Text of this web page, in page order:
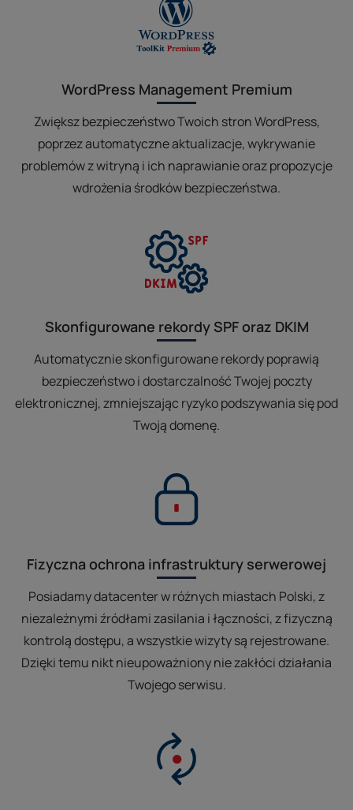
WordPress Management Premium
Zwiększ bezpieczeństwo Twoich stron WordPress,
poprzez automatyczne aktualizacje, wykrywanie
problemów z witryną i ich naprawianie oraz propozycje
wdrożenia środków bezpieczeństwa.
Skonfigurowane rekordy SPF oraz DKIM
Automatycznie skonfigurowane rekordy poprawią
bezpieczeństwo i dostarczalność Twojej poczty
elektronicznej, zmniejszając ryzyko podszywania się pod
Twoją domenę.
Fizyczna ochrona infrastruktury serwerowej
Posiadamy datacenter w różnych miastach Polski, z
niezależnymi źródłami zasilania i łączności, z fizyczną
kontrolą dostępu, a wszystkie wizyty są rejestrowane.
Dzięki temu nikt nieupoważniony nie zakłóci działania
Twojego serwisu.